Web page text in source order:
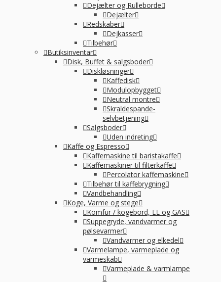
Dejælter og Rulleborde
Dejælter
Redskaber
Dejkasser
Tilbehør
Butiksinventar
Disk, Buffet & salgsboder
Diskløsninger
Kaffedisk
Modulopbygget
Neutral montre
Skraldespande-
selvbetjening
Salgsboder
Uden indreting
Kaffe og Espresso
Kaffemaskine til baristakaffe
Kaffemaskiner til filterkaffe
Percolator kaffemaskine
Tilbehør til kaffebrygning
Vandbehandling
Koge, Varme og stege
Komfur / kogebord, EL og GAS
Suppegryde, vandvarmer og
pølsevarmer
Vandvarmer og elkedel
Varmelampe, varmeplade og
varmeskab
Varmeplade & varmlampe